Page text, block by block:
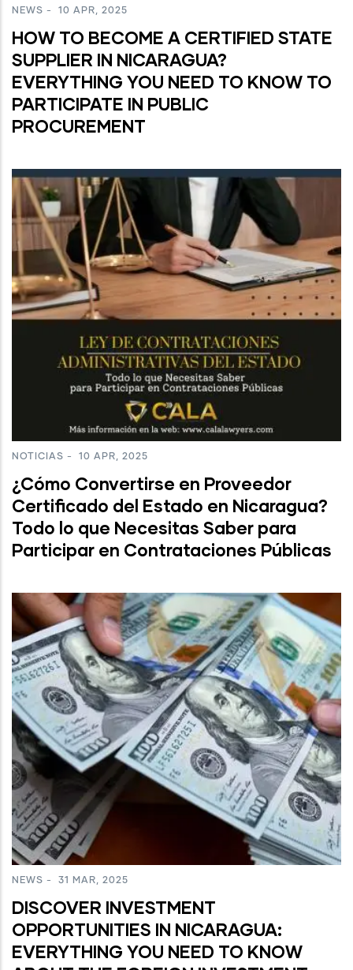
NEWS - 10 APR, 2025
HOW TO BECOME A CERTIFIED STATE
SUPPLIER IN NICARAGUA?
EVERYTHING YOU NEED TO KNOW TO
PARTICIPATE IN PUBLIC
PROCUREMENT
NOTICIAS - 10 APR, 2025
¿Cómo Convertirse en Proveedor
Certificado del Estado en Nicaragua?
Todo lo que Necesitas Saber para
Participar en Contrataciones Públicas
NEWS - 31 MAR, 2025
DISCOVER INVESTMENT
OPPORTUNITIES IN NICARAGUA:
EVERYTHING YOU NEED TO KNOW